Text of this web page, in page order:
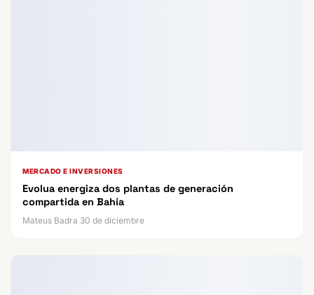
MERCADO E INVERSIONES
Evolua energiza dos plantas de generación
compartida en Bahía
Mateus Badra 30 de diciembre